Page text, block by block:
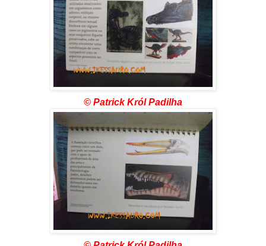
© Patrick Król Padilha